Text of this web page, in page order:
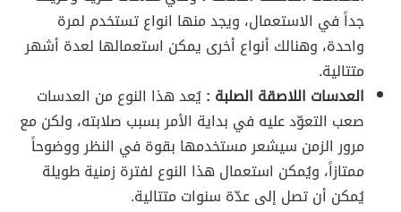
جداً في الاستعمال، ويجد منها انواع تستخدم لمرة
واحدة، وهنالك أنواع أخرى يمكن استعمالها لعدة أشهر
متتالية.
العدسات اللاصقة الصلبة :يُعد هذا النوع من العدسات
صعب التعوّد عليه في بداية الأمر بسبب صلابته، ولكن مع
مرور الزمن سيشعر مستخدمها بقوة في النظر ووضوحاً
ممتازاً، ويُمكن استعمال هذا النوع لفترة زمنية طويلة
يُمكن أن تصل إلى عدّة سنوات متتالية.